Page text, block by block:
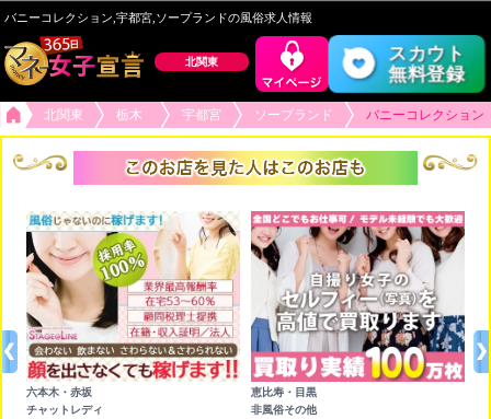
バニーコレクション,宇都宮,ソープランドの風俗求人情報
北関東 スカウト
無料登録
北関東 栃木 宇都宮 ソープランド バニーコレクション
六本木・赤坂
チャットレディ
恵比寿・目黒
非風俗その他